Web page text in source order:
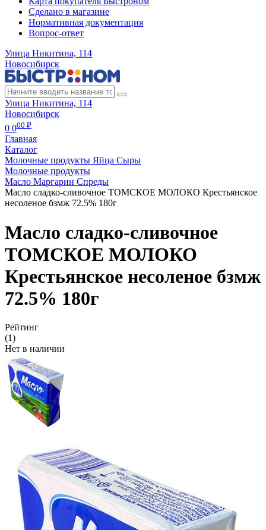
Сделано в магазине
Нормативная документация
Вопрос-ответ
Улица Никитина, 114
Новосибирск
Улица Никитина, 114
Новосибирск
0 000 ₽
Главная
Каталог
Молочные продукты Яйца Сыры
Молочные продукты
Масло Маргарин Спреды
Масло сладко-сливочное ТОМСКОЕ МОЛОКО Крестьянское
несоленое бзмж 72.5% 180г
Масло сладко-сливочное
ТОМСКОЕ МОЛОКО
Крестьянское несоленое бзмж
72.5% 180г
Рейтинг
(1)
Нет в наличии